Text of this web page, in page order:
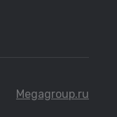
Megagroup.ru